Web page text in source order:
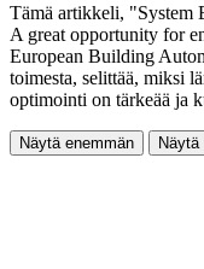
Tämä artikkeli, "System
A great opportunity for
European Building
toimesta, selittää, miksi
optimointi on tärkeää ja
Näytä enemmän